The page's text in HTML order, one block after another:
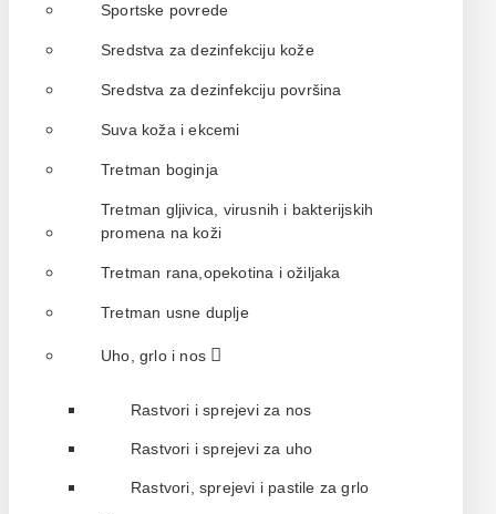
Sportske povrede
Sredstva za dezinfekciju kože
Sredstva za dezinfekciju površina
Suva koža i ekcemi
Tretman boginja
Tretman gljivica, virusnih i bakterijskih
promena na koži
Tretman rana,opekotina i ožiljaka
Tretman usne duplje
Uho, grlo i nos
Rastvori i sprejevi za nos
Rastvori i sprejevi za uho
Rastvori, sprejevi i pastile za grlo